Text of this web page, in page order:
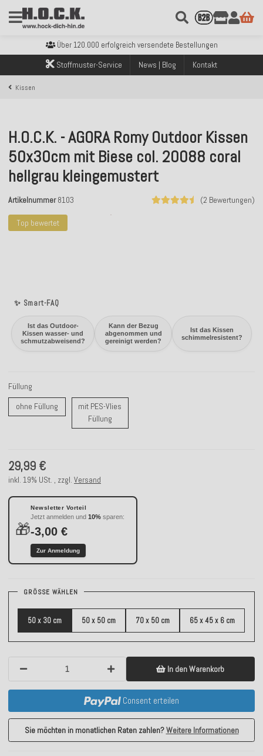
Über 120.000 erfolgreich versendete Bestellungen
Sicher bezahlen mit Klarna, PayPal & Amazon Pay
Kostenloser Versand innerhalb Deutschlands ab 99€ Bestellwert
Über 120.000 erfolgreich versendete Bestellungen
Stoffmuster-Service News | Blog Kontakt
Kissen
Top bewertet
✨ Smart-FAQ
Ist das Outdoor-
Kissen wasser- und
schmutzabweisend?
Kann der Bezug
abgenommen und
gereinigt werden?
Ist das Kissen
schimmelresistent?
H.O.C.K. - AGORA Romy Outdoor Kissen
50x30cm mit Biese col. 20088 coral
hellgrau kleingemustert
(2 Bewertungen)
Artikelnummer 8103
Füllung
ohne Füllungohne Füllungmit PES-Vlies
Füllungmit PES-Vlies Füllung
29,99 €
inkl. 19% USt. , zzgl. Versand
🎁
Newsletter Vorteil
Jetzt anmelden und 10% sparen:
-3,00 €
Zur Anmeldung
GRÖSSE WÄHLEN
50 x 30 cm 50 x 50 cm 70 x 50 cm 65 x 45 x 6 cm
In den Warenkorb
Consent erteilen
Sie möchten in monatlichen Raten zahlen?Weitere Informationen